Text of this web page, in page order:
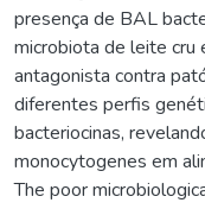
presença de BAL
microbiota de leite cru
antagonista contra
diferentes perfis
bacteriocinas,
monocytogenes em
The poor